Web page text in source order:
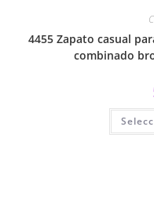
4455 Zapato casual
combinado